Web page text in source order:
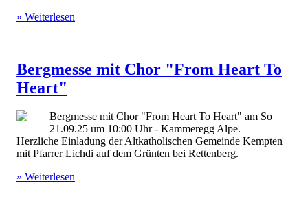
» Weiterlesen
Bergmesse mit Chor "From Heart To
Heart"
Bergmesse mit Chor "From Heart To Heart" am So
21.09.25 um 10:00 Uhr - Kammeregg Alpe.
Herzliche Einladung der Altkatholischen Gemeinde Kempten
mit Pfarrer Lichdi auf dem Grünten bei Rettenberg.
» Weiterlesen